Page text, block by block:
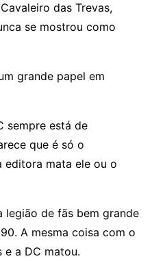
das Trevas,
se mostrou como
grande papel em
sempre está de
que é só o
editora mata ele ou o
legião de fãs bem grande
A mesma coisa com o
e a DC matou.